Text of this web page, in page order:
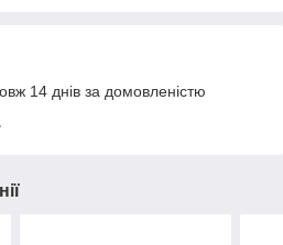
14 днів за домовленістю